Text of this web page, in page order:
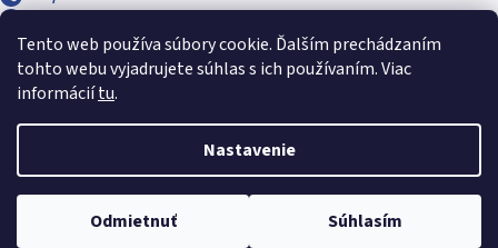
Tento web používa súbory cookie. Ďalším prechádzaním
tohto webu vyjadrujete súhlas s ich používaním. Viac
informáciítu.
Nastavenie
Odmietnuť Súhlasím
revuca@majsterpapier.sk
Vytvoril Shoptet
Copyright 2026Majsterpapier.sk . Všetky práva vyhradené.